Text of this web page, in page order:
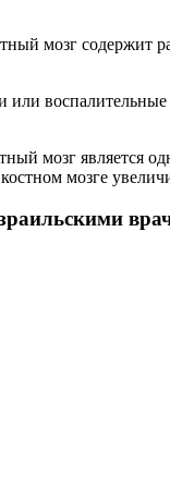
мозг
мозг
мозге